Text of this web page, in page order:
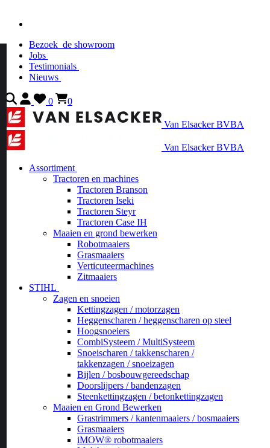
Bezoek de showroom
Jobs
Testimonials
Nieuws
0 0
Van Elsacker BVBA
Van Elsacker BVBA
Assortiment
Tractoren en machines
Tractoren Branson
Tractoren Iseki
Tractoren Steyr
Tractoren Case IH
Maaien en grond bewerken
Robotmaaiers
Grasmaaiers
Verticuteermachines
Zitmaaiers
STIHL
Zagen en snoeien
Kettingzagen / motorzagen
Heggenscharen / heggenscharen op steel
Hoogsnoeiers
CombiSysteem / MultiSysteem
Snoeischaren / takkenscharen /
takkenzagen / snoeizagen
Bijlen / bosbouwgereedschap
Doorslijpers / bandenzagen
Steenkettingzagen / betonkettingzagen
Maaien en Grond Bewerken
Grastrimmers / kantenmaaiers / bosmaaiers
Grasmaaiers
iMOW® robotmaaiers